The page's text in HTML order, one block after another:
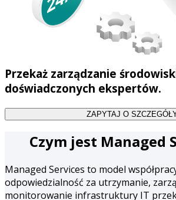
Przekaż zarządzanie
doświadczonych ekspertów.
ZAPYTAJ O
Czym jest Managed
Managed Services to model
odpowiedzialność za utrzymanie,
monitorowanie infrastruktury IT